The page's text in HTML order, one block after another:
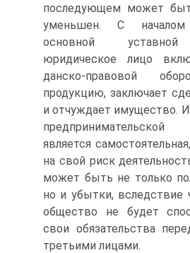
последующем может
уменьшен. С началом
основной уставной
юридическое лицо
данско-правовой
продукцию, заключает
и от­чуждает имущество.
предпринимательской
являет­ся
на свой риск
может быть не только
но и убытки, вследствие
обще­ство не будет
свои обязательства
третьими лицами.